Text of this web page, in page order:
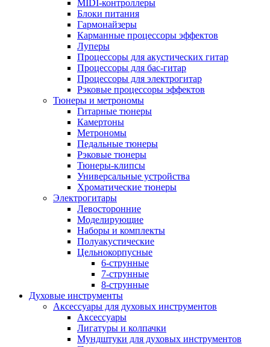
MIDI-контроллеры
Блоки питания
Гармонайзеры
Карманные процессоры эффектов
Луперы
Процессоры для акустических гитар
Процессоры для бас-гитар
Процессоры для электрогитар
Рэковые процессоры эффектов
Тюнеры и метрономы
Гитарные тюнеры
Камертоны
Метрономы
Педальные тюнеры
Рэковые тюнеры
Тюнеры-клипсы
Универсальные устройства
Хроматические тюнеры
Электрогитары
Левосторонние
Моделирующие
Наборы и комплекты
Полуакустические
Цельнокорпусные
6-струнные
7-струнные
8-струнные
Духовые инструменты
Аксессуары для духовых инструментов
Аксессуары
Лигатуры и колпачки
Мундштуки для духовых инструментов